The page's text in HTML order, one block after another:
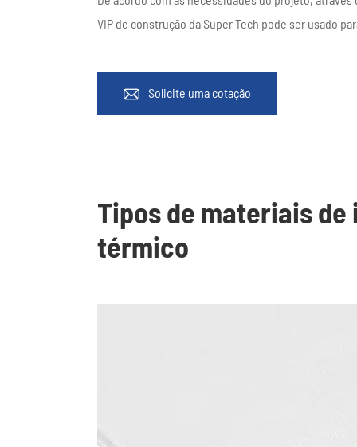
VIP de construção da Super Tech pode ser usado
 Solicite uma cotação
Tipos de materiais
térmico